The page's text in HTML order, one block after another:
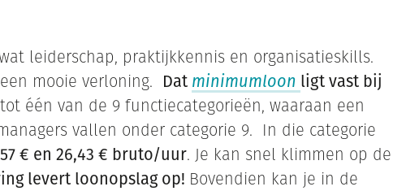
leiderschap, praktijkkennis en organisatieskills.
mooie verloning. Dat minimumloon ligt vast bij
één van de 9 functiecategorieën, waaraan een
vallen onder categorie 9. In die categorie
€ en 26,43 € bruto/uur. Je kan snel klimmen op de
levert loonopslag op! Bovendien kan je in de